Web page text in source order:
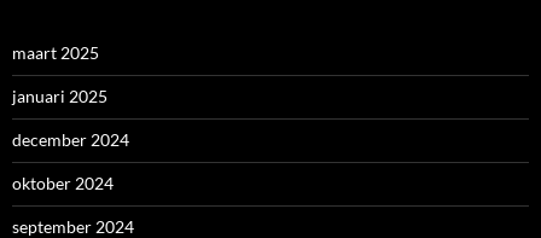
maart 2025
januari 2025
december 2024
oktober 2024
september 2024